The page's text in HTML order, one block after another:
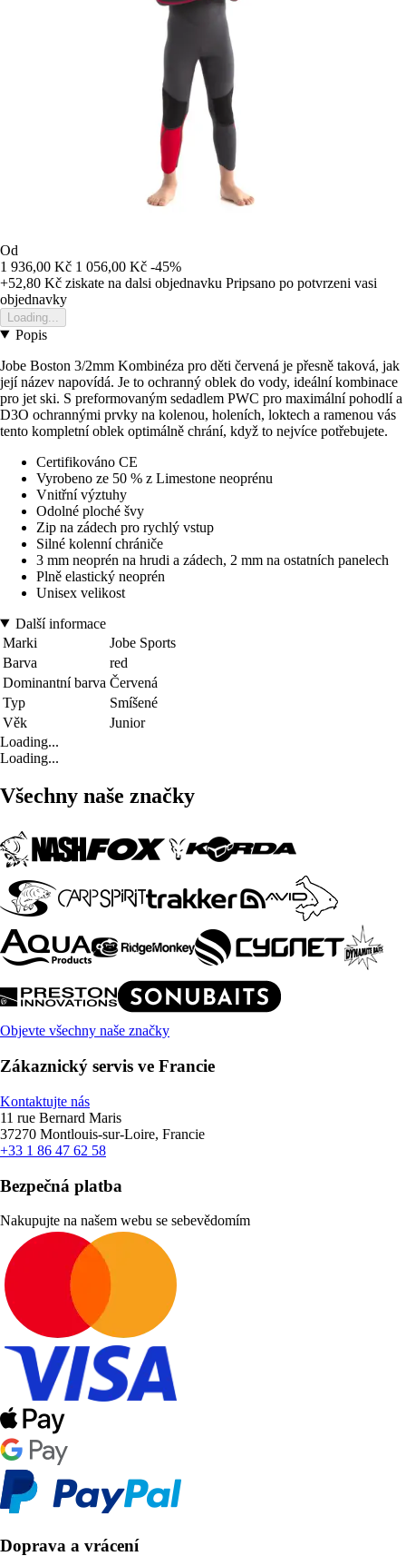
Od
1 936,00 Kč 1 056,00 Kč -45%
+52,80 Kč ziskate na dalsi objednavku Pripsano po potvrzeni vasi
objednavky
Loading...
Popis
Jobe Boston 3/2mm Kombinéza pro děti červená je přesně taková, jak
její název napovídá. Je to ochranný oblek do vody, ideální kombinace
pro jet ski. S preformovaným sedadlem PWC pro maximální pohodlí a
D3O ochrannými prvky na kolenou, holeních, loktech a ramenou vás
tento kompletní oblek optimálně chrání, když to nejvíce potřebujete.
Certifikováno CE
Vyrobeno ze 50 % z Limestone neoprénu
Vnitřní výztuhy
Odolné ploché švy
Zip na zádech pro rychlý vstup
Silné kolenní chrániče
3 mm neoprén na hrudi a zádech, 2 mm na ostatních panelech
Plně elastický neoprén
Unisex velikost
Další informace
Marki
Jobe Sports
Barva
red
Dominantní barva Červená
Typ
Smíšené
Věk
Junior
Loading...
Loading...
Všechny naše značky
Objevte všechny naše značky
Zákaznický servis ve Francie
Kontaktujte nás
11 rue Bernard Maris
37270 Montlouis-sur-Loire, Francie
+33 1 86 47 62 58
Bezpečná platba
Nakupujte na našem webu se sebevědomím
Doprava a vrácení